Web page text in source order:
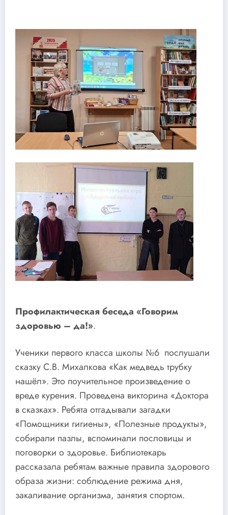
Профилактическая беседа «Говорим
здоровью – да!».
Ученики первого класса школы №6 послушали
сказку С.В. Михалкова «Как медведь трубку
нашёл». Это поучительное произведение о
вреде курения. Проведена викторина «Доктора
в сказках». Ребята отгадывали загадки
«Помощники гигиены», «Полезные продукты»,
собирали пазлы, вспоминали пословицы и
поговорки о здоровье. Библиотекарь
рассказала ребятам важные правила здорового
образа жизни: соблюдение режима дня,
закаливание организма, занятия спортом.